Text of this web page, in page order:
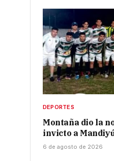
DEPORTES
Montaña dio la
invicto a
6 de agosto de 2026